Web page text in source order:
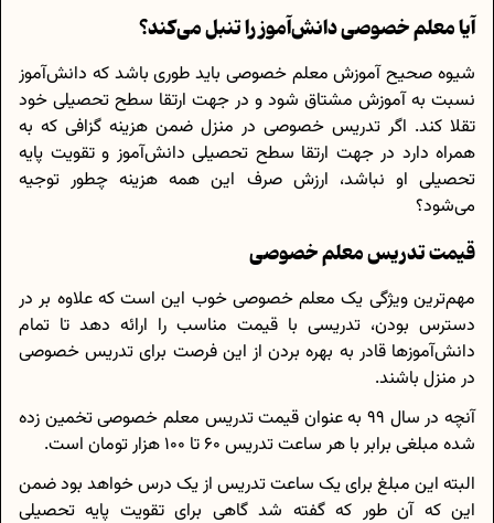
آیا معلم خصوصی دانش‌آموز را تنبل می‌کند؟
شیوه صحیح آموزش معلم خصوصی باید طوری باشد که دانش‌آموز
نسبت به آموزش مشتاق شود و در جهت ارتقا سطح تحصیلی خود
تقلا کند. اگر تدریس خصوصی در منزل ضمن هزینه گزافی که به
همراه دارد در جهت ارتقا سطح تحصیلی دانش‌آموز و تقویت پایه
تحصیلی او نباشد، ارزش صرف این همه هزینه چطور توجیه
می‌شود؟
قیمت تدریس معلم خصوصی
مهم‌ترین ویژگی یک معلم خصوصی خوب این است که علاوه بر در
دسترس بودن، تدریسی با قیمت مناسب را ارائه دهد تا تمام
دانش‌آموزها قادر به بهره بردن از این فرصت برای تدریس خصوصی
در منزل باشند.
آنچه در سال 99 به عنوان قیمت تدریس معلم خصوصی تخمین زده
شده مبلغی برابر با هر ساعت تدریس 60 تا 100 هزار تومان است.
البته این مبلغ برای یک ساعت تدریس از یک درس خواهد بود ضمن
این که آن طور که گفته شد گاهی برای تقویت پایه تحصیلی